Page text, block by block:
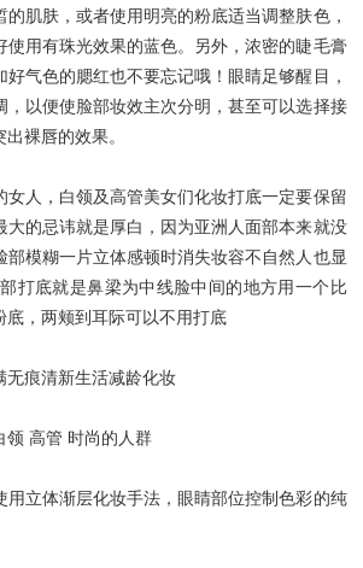
肌肤，或者使用明亮的粉底适当调整肤色，
使用有珠光效果的蓝色。另外，浓密的睫毛膏
气色的腮红也不要忘记哦！眼睛足够醒目，
，以便使脸部妆效主次分明，甚至可以选择接
裸唇的效果。
人，白领及高管美女们化妆打底一定要保留
大的忌讳就是厚白，因为亚洲人面部本来就没
部模糊一片立体感顿时消失妆容不自然人也显
打底就是鼻梁为中线脸中间的地方用一个比
底，两颊到耳际可以不用打底
痕清新生活减龄化妆
高管 时尚的人群
立体渐层化妆手法，眼睛部位控制色彩的纯